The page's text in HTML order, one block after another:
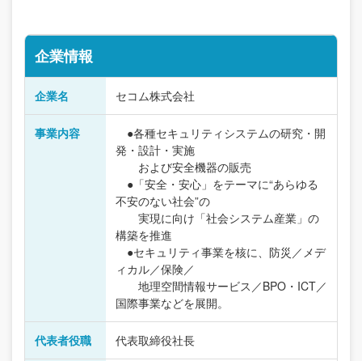
企業情報
企業名 セコム株式会社
事業内容
●各種セキュリティシステムの研究・開
発・設計・実施
および安全機器の販売
●「安全・安心」をテーマに“あらゆる
不安のない社会”の
実現に向け「社会システム産業」の
構築を推進
●セキュリティ事業を核に、防災／メデ
ィカル／保険／
地理空間情報サービス／BPO・ICT／
国際事業などを展開。
代表者役職 代表取締役社長